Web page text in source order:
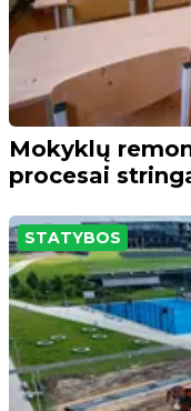
Mokyklų
procesai
STATYBOS